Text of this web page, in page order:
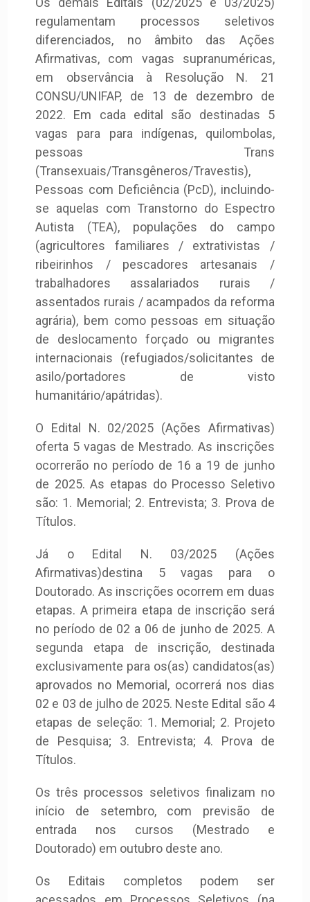
regulamentam processos seletivos
diferenciados, no âmbito das Ações
Afirmativas, com vagas supranuméricas,
em observância à Resolução N. 21
CONSU/UNIFAP, de 13 de dezembro de
2022. Em cada edital são destinadas 5
vagas para para indígenas, quilombolas,
pessoas Trans
(Transexuais/Transgêneros/Travestis),
Pessoas com Deficiência (PcD), incluindo-
se aquelas com Transtorno do Espectro
Autista (TEA), populações do campo
(agricultores familiares / extrativistas /
ribeirinhos / pescadores artesanais /
trabalhadores assalariados rurais /
assentados rurais / acampados da reforma
agrária), bem como pessoas em situação
de deslocamento forçado ou migrantes
internacionais (refugiados/solicitantes de
asilo/portadores de visto
humanitário/apátridas).
O Edital N. 02/2025 (Ações Afirmativas)
oferta 5 vagas de Mestrado. As inscrições
ocorrerão no período de 16 a 19 de junho
de 2025. As etapas do Processo Seletivo
são: 1. Memorial; 2. Entrevista; 3. Prova de
Títulos.
Já o Edital N. 03/2025 (Ações
Afirmativas)destina 5 vagas para o
Doutorado. As inscrições ocorrem em duas
etapas. A primeira etapa de inscrição será
no período de 02 a 06 de junho de 2025. A
segunda etapa de inscrição, destinada
exclusivamente para os(as) candidatos(as)
aprovados no Memorial, ocorrerá nos dias
02 e 03 de julho de 2025. Neste Edital são 4
etapas de seleção: 1. Memorial; 2. Projeto
de Pesquisa; 3. Entrevista; 4. Prova de
Títulos.
Os três processos seletivos finalizam no
início de setembro, com previsão de
entrada nos cursos (Mestrado e
Doutorado) em outubro deste ano.
Os Editais completos podem ser